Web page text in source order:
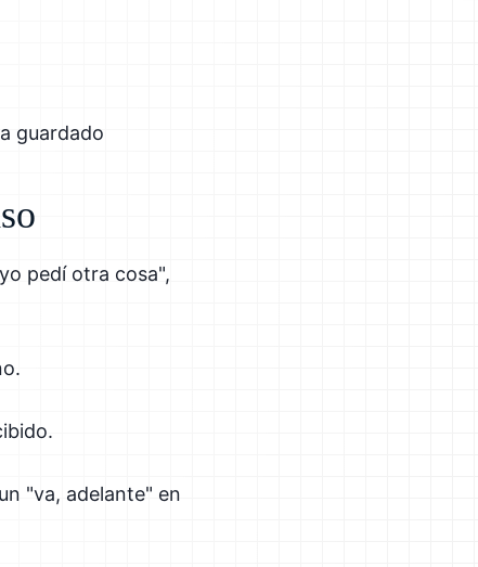
guardado
pedí otra cosa",
"va, adelante" en